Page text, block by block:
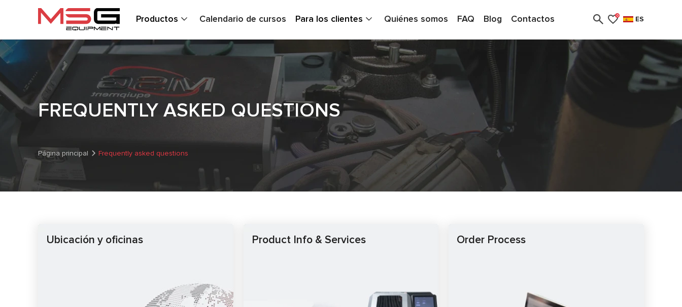
Productos Calendario de cursos Para los clientes Quiénes somos FAQ Blog Contactos 0 ES
FREQUENTLY ASKED QUESTIONS
Página principal Frequently asked questions
Ubicación y oficinas Product Info & Services Order Process